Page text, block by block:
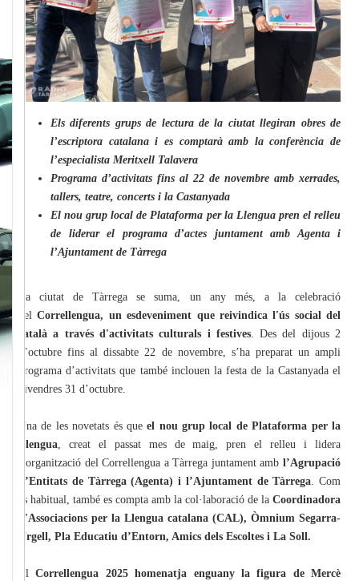
Els diferents grups de lectura de la ciutat llegiran obres de
l’escriptora catalana i es comptarà amb la conferència de
l’especialista Meritxell Talavera
Programa d’activitats fins al 22 de novembre amb xerrades,
tallers, teatre, concerts i la Castanyada
El nou grup local de Plataforma per la Llengua pren el relleu
de liderar el programa d’actes juntament amb Agenta i
l’Ajuntament de Tàrrega
La ciutat de Tàrrega se suma, un any més, a la celebració
delCorrellengua, un esdeveniment que reivindica l'ús social del
català a través d'activitats culturals i festives. Des del dijous 2
d’octubre fins al dissabte 22 de novembre, s’ha preparat un ampli
programa d’activitats que també inclouen la festa de la Castanyada el
divendres 31 d’octubre.
Una de les novetats és queel nou grup local de Plataforma per la
Llengua, creat el passat mes de maig, pren el relleu i lidera
l’organització del Correllengua a Tàrrega juntament amb l’Agrupació
d’Entitats de Tàrrega (Agenta) i l’Ajuntament de Tàrrega. Com
és habitual, també es compta amb la col·laboració de la Coordinadora
d'Associacions per la Llengua catalana (CAL), Òmnium Segarra-
Urgell, Pla Educatiu d’Entorn, Amics dels Escoltes i La Soll.
ElCorrellengua 2025 homenatja enguany la figura de Mercè